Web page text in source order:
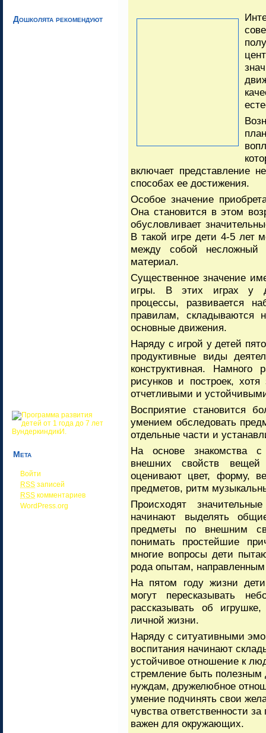
Дошколята рекомендуют
Мета
Войти
RSS записей
RSS комментариев
WordPress.org
включает представление
способах ее достижения.
Особое значение
Она становится в этом
обусловливает
В такой игре дети 4-5 лет
между собой несложный
материал.
Существенное значение
игры. В этих играх у
процессы, развивается
правилам, складываются
основные движения.
Наряду с игрой у детей
продуктивные виды
конструктивная. Намного
рисунков и построек,
отчетливыми и
Восприятие становится
умением обследовать
отдельные части и
На основе знакомства
внешних свойств
оценивают цвет, форму,
предметов, ритм
Происходят
начинают выделять
предметы по внешним
понимать простейшие
многие вопросы дети
рода опытам,
На пятом году жизни
могут пересказывать
рассказывать об
личной жизни.
Наряду с ситуативными
воспитания начинают
устойчивое отношение к
стремление быть
нуждам, дружелюбное
умение подчинять свои
чувства ответственности
важен для окружающих.